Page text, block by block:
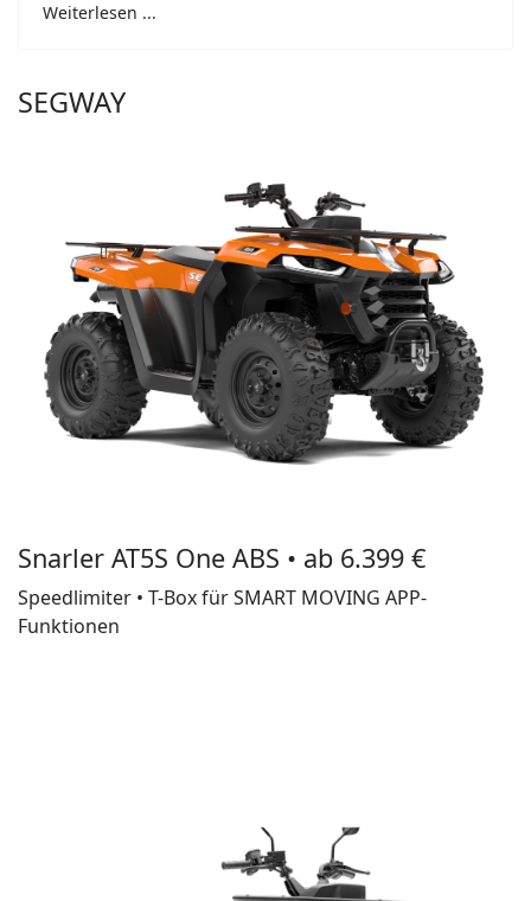
Weiterlesen ...
SEGWAY
Snarler AT5S One ABS • ab 6.399 €
Speedlimiter • T-Box für SMART MOVING APP-
Funktionen